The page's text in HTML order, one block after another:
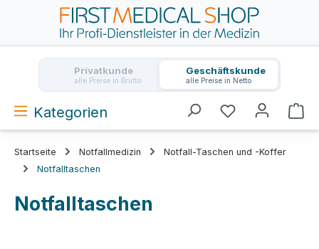
Zum Hauptinhalt springen
Privatkunde
alle Preise in Brutto
Geschäftskunde
alle Preise in Netto
Kategorien
Startseite Notfallmedizin
Notfall-Taschen und -Koffer
Notfalltaschen
Notfalltaschen